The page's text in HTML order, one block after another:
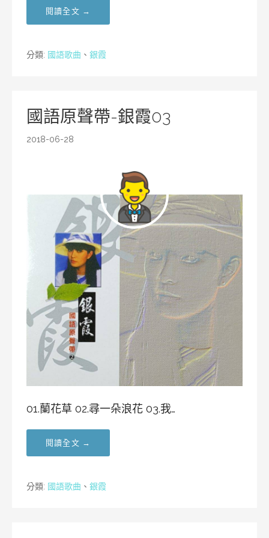
閱讀全文 →
分類: 國語歌曲 、 銀霞
國語原聲帶-銀霞03
2018-06-28
01.蘭花草 02.尋一朵浪花 03.我…
閱讀全文 →
分類: 國語歌曲 、 銀霞